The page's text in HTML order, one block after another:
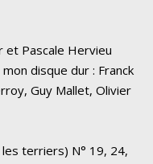
et Pascale Hervieu
disque dur : Franck
Guy Mallet, Olivier
terriers) N° 19, 24,